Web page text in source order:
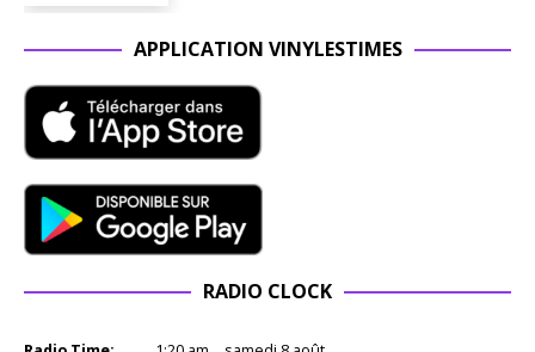
APPLICATION VINYLESTIMES
RADIO CLOCK